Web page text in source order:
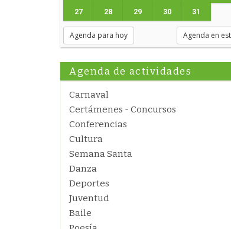
27 28 29 30 31
Agenda para hoy Agenda en
Agenda de actividades
Carnaval
Certámenes - Concursos
Conferencias
Cultura
Semana Santa
Danza
Deportes
Juventud
Baile